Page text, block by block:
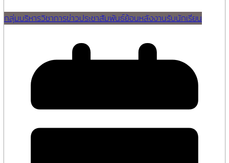
กลุ่มบริหารวิชาการข่าวประชาสัมพันธ์ย้อนหลังงานรับนักเรียน